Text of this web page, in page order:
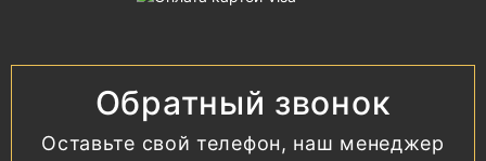
Обратный звонок
Оставьте свой телефон, наш менеджер